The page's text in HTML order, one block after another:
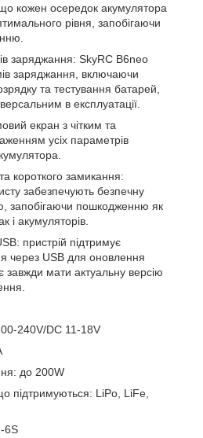
кожен осередок акумулятора
рівня, запобігаючи
заряджання: SkyRC B6neo
заряджання, включаючи
та тестування батарей,
в експлуатації.
екран з чітким та
усіх параметрів
короткого замикання:
забезпечують безпечну
запобігаючи пошкодженню як
і акумуляторів.
пристрій підтримує
через USB для оновлення
мати актуальну версію
240V/DC 11-18V
до 200W
підтримуються: LiPo, LiFe,
6S